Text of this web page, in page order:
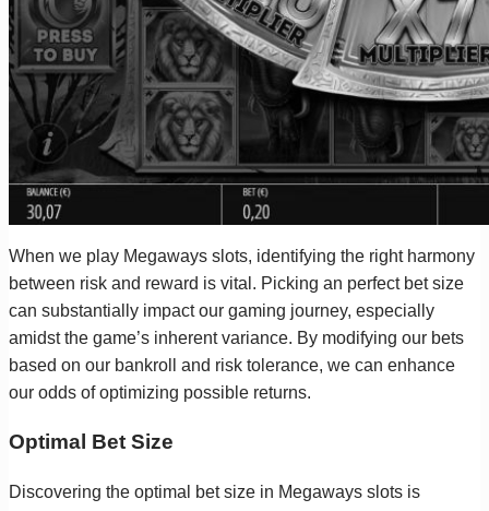
When we play Megaways slots, identifying the right harmony
between risk and reward is vital. Picking an perfect bet size
can substantially impact our gaming journey, especially
amidst the game’s inherent variance. By modifying our bets
based on our bankroll and risk tolerance, we can enhance
our odds of optimizing possible returns.
Optimal Bet Size
Discovering the optimal bet size in Megaways slots is